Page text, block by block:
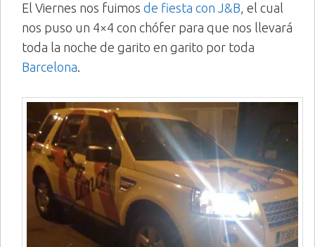
El Viernes nos fuimos de fiesta con J&B, el cual
nos puso un 4×4 con chófer para que nos llevará
toda la noche de garito en garito por toda
Barcelona.